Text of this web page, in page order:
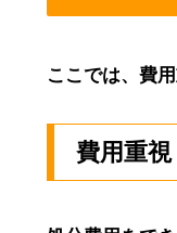
ここでは、費
費用重